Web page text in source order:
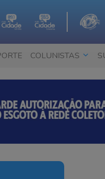
COLUNISTAS